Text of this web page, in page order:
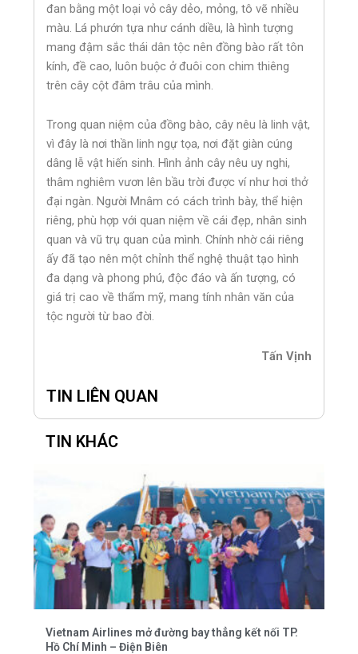
đan bằng một loại vỏ cây dẻo, mỏng, tô vẽ nhiều
màu. Lá phướn tựa như cánh diều, là hình tượng
mang đậm sắc thái dân tộc nên đồng bào rất tôn
kính, đề cao, luôn buộc ở đuôi con chim thiêng
trên cây cột đâm trâu của mình.
Trong quan niệm của đồng bào, cây nêu là linh vật,
vì đây là nơi thần linh ngự tọa, nơi đặt giàn cúng
dâng lễ vật hiến sinh. Hình ảnh cây nêu uy nghi,
thâm nghiêm vươn lên bầu trời được ví như hơi thở
đại ngàn. Người Mnâm có cách trình bày, thể hiện
riêng, phù hợp với quan niệm về cái đẹp, nhân sinh
quan và vũ trụ quan của mình. Chính nhờ cái riêng
ấy đã tạo nên một chỉnh thể nghệ thuật tạo hình
đa dạng và phong phú, độc đáo và ấn tượng, có
giá trị cao về thẩm mỹ, mang tính nhân văn của
tộc người từ bao đời.
Tấn Vịnh
TIN LIÊN QUAN
TIN KHÁC
Vietnam Airlines mở đường bay thẳng kết nối TP.
Hồ Chí Minh – Điện Biên